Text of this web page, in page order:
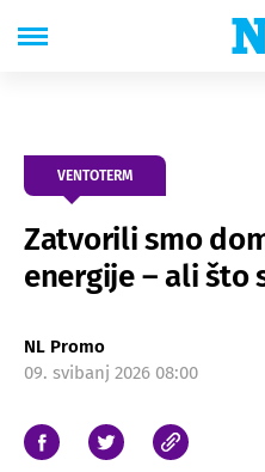
VENTOTERM
Zatvorili smo
energije – ali što
NL Promo
09. svibanj 2026 08:00